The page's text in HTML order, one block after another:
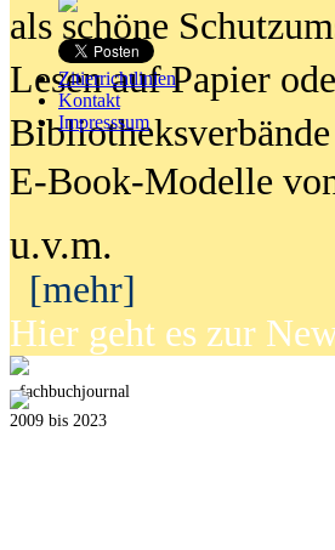
Zitierrichtlinien
Kontakt
Impresssum
als schöne
Lesen auf Papier
E-Book-Modelle
u.v.m.
[mehr]
Hier geht es zur
fachbuchjournal
2009 bis 2023